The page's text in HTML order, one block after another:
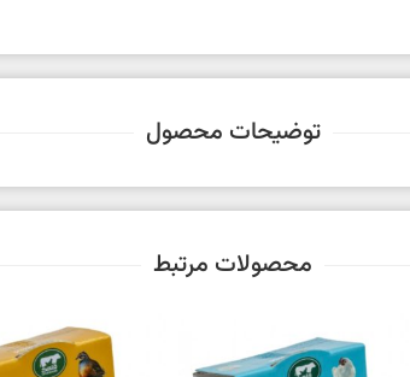
توضیحات محصول
محصولات مرتبط